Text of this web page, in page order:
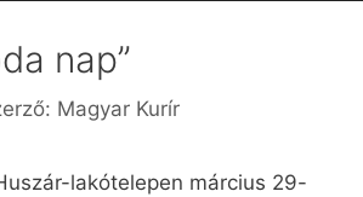
nap”
Magyar Kurír
lakótelepen március 29-